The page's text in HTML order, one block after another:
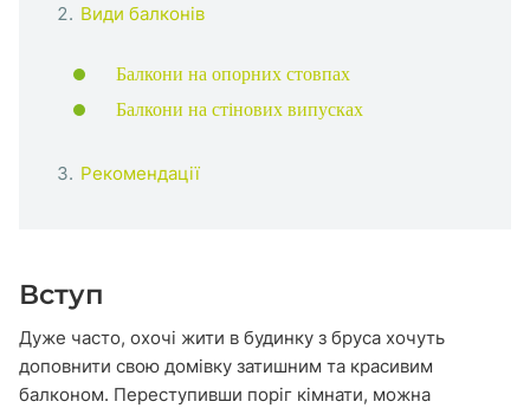
Види балконів
Балкони на опорних стовпах
Балкони на стінових випусках
Рекомендації
Вступ
Дуже часто, охочі жити в будинку з бруса хочуть
доповнити свою домівку затишним та красивим
балконом. Переступивши поріг кімнати, можна